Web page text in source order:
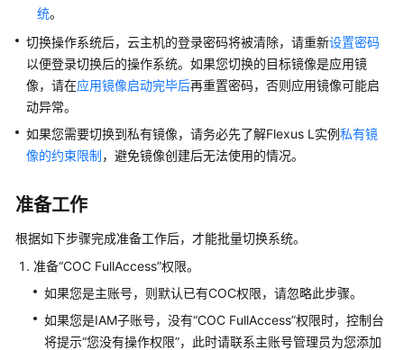
远
程
登
录
Flexus
L
理
Flexus
L
例
统。
切换操作系统后，云主机的登录密码将被清除，请重新设置密码
以便登录切换后的操作系统。如果您切换的目标镜像是应用镜
像，请在应用镜像启动完毕后再重置密码，否则应用镜像可能启
动异常。
如果您需要切换到私有镜像， 请务必先了解Flexus L实例私有镜
像的约束限制，避免镜像创建后无法使用的情况。
准备工作
根据如下步骤完成准备工作后，才能批量切换系统。
准备“COC FullAccess”权限。
如果您是主账号，则默认已有COC权限，请忽略此步骤。
如果您是IAM子账号，没有“COC FullAccess”权限时，控制台
将提示“您没有操作权限”，此时请联系主账号管理员为您添加